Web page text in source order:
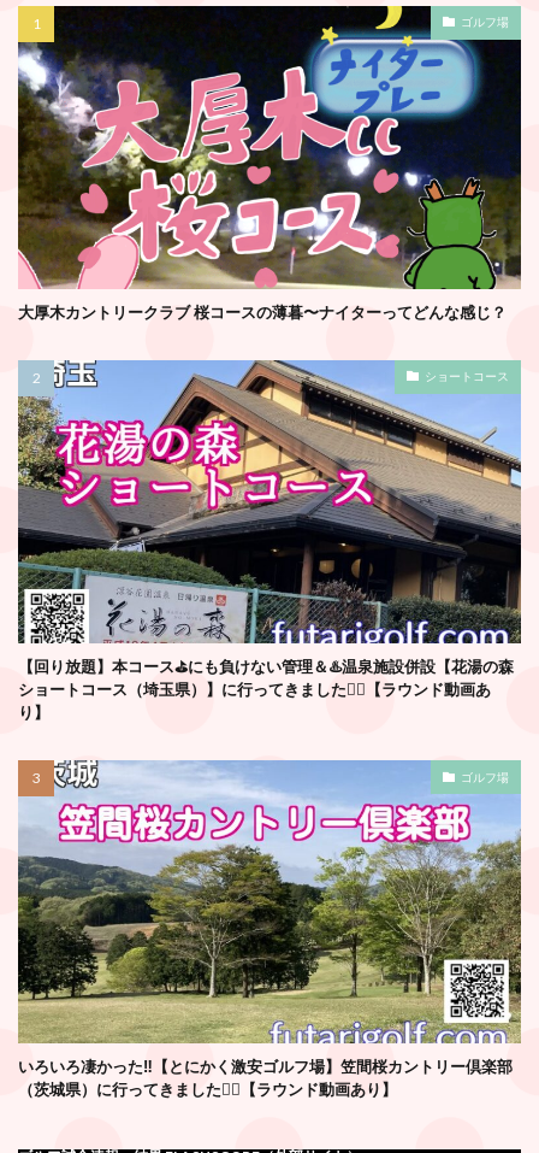
ゴルフ場
大厚木カントリークラブ 桜コースの薄暮〜ナイターってどんな感じ？
ショートコース
【回り放題】本コース⛳️にも負けない管理＆♨️温泉施設併設【花湯の森
ショートコース（埼玉県）】に行ってきました🏌️‍♂️【ラウンド動画あ
り】
ゴルフ場
いろいろ凄かった‼️【とにかく激安ゴルフ場】笠間桜カントリー倶楽部
（茨城県）に行ってきました🏌️‍♂️【ラウンド動画あり】